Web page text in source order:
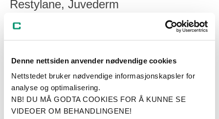
Denne nettsiden anvender nødvendige cookies
Nettstedet bruker nødvendige informasjonskapsler for
analyse og optimalisering.
NB! DU MÅ GODTA COOKIES FOR Å KUNNE SE
VIDEOER OM BEHANDLINGENE!
Restylane, Juvederm
fra 3500
Rynkebehandling 2 områder
Rynkebehandling 3 områder
Svettebehandling armhuler